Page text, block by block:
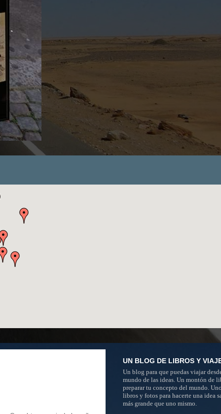
UN BLOG DE LIBROS Y
Un blog para que puedas viajar
mundo de las ideas. Un montón de
preparar tu concepto del mundo.
libros y fotos para hacerte una idea
más grande que uno mismo.